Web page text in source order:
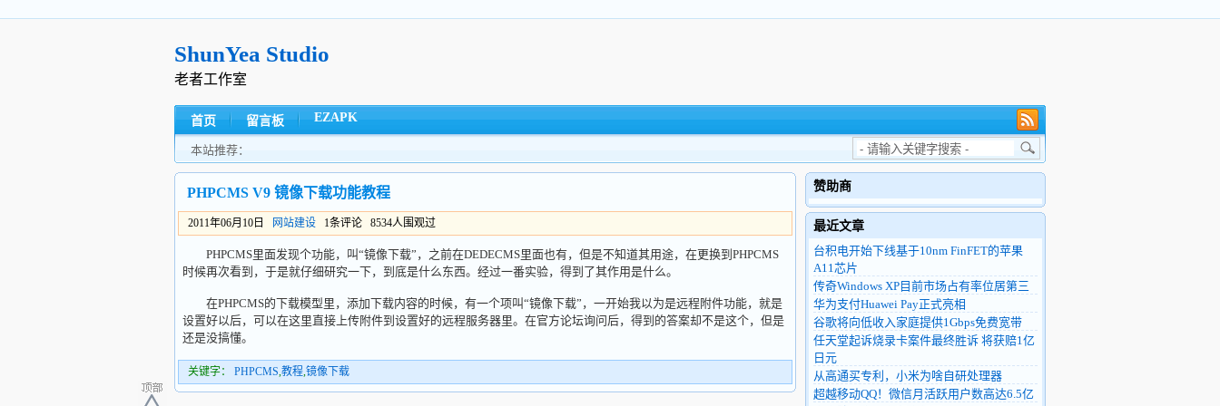
ShunYea Studio
老者工作室
首页 留言板 EZAPK
本站推荐：
PHPCMS V9 镜像下载功能教程
2011年06月10日 网站建设 1条评论 8534人围观过
PHPCMS里面发现个功能，叫“镜像下载”，之前在DEDECMS里面也有，但是不知道其用途，在更换到PHPCMS
时候再次看到，于是就仔细研究一下，到底是什么东西。经过一番实验，得到了其作用是什么。
在PHPCMS的下载模型里，添加下载内容的时候，有一个项叫“镜像下载”，一开始我以为是远程附件功能，就是
设置好以后，可以在这里直接上传附件到设置好的远程服务器里。在官方论坛询问后，得到的答案却不是这个，但是
还是没搞懂。
关键字： PHPCMS,教程,镜像下载
赞助商
最近文章
台积电开始下线基于10nm FinFET的苹果
A11芯片
传奇Windows XP目前市场占有率位居第三
华为支付Huawei Pay正式亮相
谷歌将向低收入家庭提供1Gbps免费宽带
任天堂起诉烧录卡案件最终胜诉 将获赔1亿
日元
从高通买专利，小米为啥自研处理器
超越移动QQ！微信月活跃用户数高达6.5亿